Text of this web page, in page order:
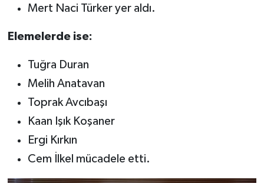
Mert Naci Türker yer aldı.
Elemelerde ise:
Tuğra Duran
Melih Anatavan
Toprak Avcıbaşı
Kaan Işık Koşaner
Ergi Kırkın
Cem İlkel mücadele etti.